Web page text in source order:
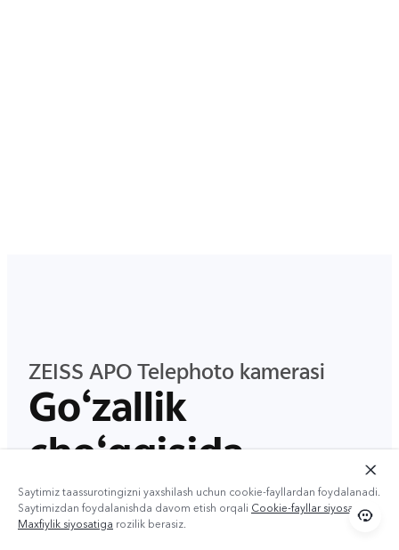
ZEISS APO Telephoto kamerasi
Go‘zallik
cho‘qqisida
Diqqat markazida
50 MP yuqori aniqlikdagi kamera
Saytimiz taassurotingizni yaxshilash uchun cookie-fayllardan foydalanadi.
Saytimizdan foydalanishda davom etish orqali Cookie-fayllar siyosati va
Maxfiylik siyosatiga rozilik berasiz.